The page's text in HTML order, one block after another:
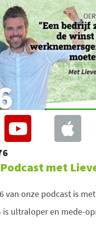
met
van onze podcast is
is ultraloper en mede-